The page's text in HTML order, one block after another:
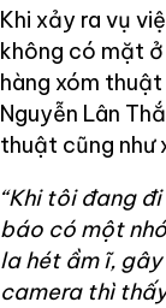
Khi xảy ra vụ
không có mặt
hàng xóm thuật
Nguyễn Lân
thuật cũng như
“Khi tôi đang
báo có một
la hét ầm ĩ,
camera thì